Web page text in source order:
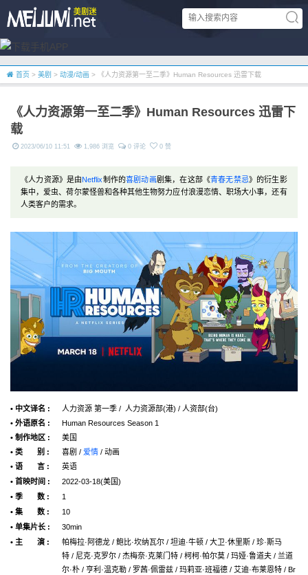
首页 > 美剧 > 动漫/动画 > 《人力资源第一至二季》Human Resources 迅雷下载
《人力资源第一至二季》Human Resources 迅雷下
载
2023/06/10 11:51 1,986 浏览 0 评论 0 赞
《人力资源》是由Netflix制作的喜剧动画剧集，在这部《青春无禁忌》的衍生影
集中，爱虫、荷尔蒙怪兽和各种其他生物努力应付浪漫恋情、职场大小事，还有
人类客户的需求。
• 中文译名 :
人力资源 第一季 / 人力资源部(港) / 人资部(台)
• 外语原名 :
Human Resources Season 1
• 制作地区 :
美国
• 类 别 :
喜剧 / 爱情 / 动画
• 语 言 :
英语
• 首映时间 :
2022-03-18(美国)
• 季 数 :
1
• 集 数 :
10
• 单集片长 :
30min
• 主 演 :
帕梅拉·阿德龙 / 鲍比·坎纳瓦尔 / 坦迪·牛顿 / 大卫·休里斯 / 珍·斯马
特 / 尼克·克罗尔 / 杰梅奈·克莱门特 / 柯柯·帕尔莫 / 玛娅·鲁道夫 / 兰道
尔·朴 / 亨利·温克勒 / 罗茜·佩雷兹 / 玛莉亚·班福德 / 艾迪·布莱恩特 / Br